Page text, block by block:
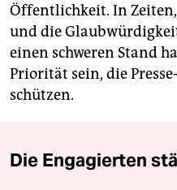
Öffentlichkeit. In
und die
einen schweren Stand
Priorität sein, die
schützen.
Die Engagierten